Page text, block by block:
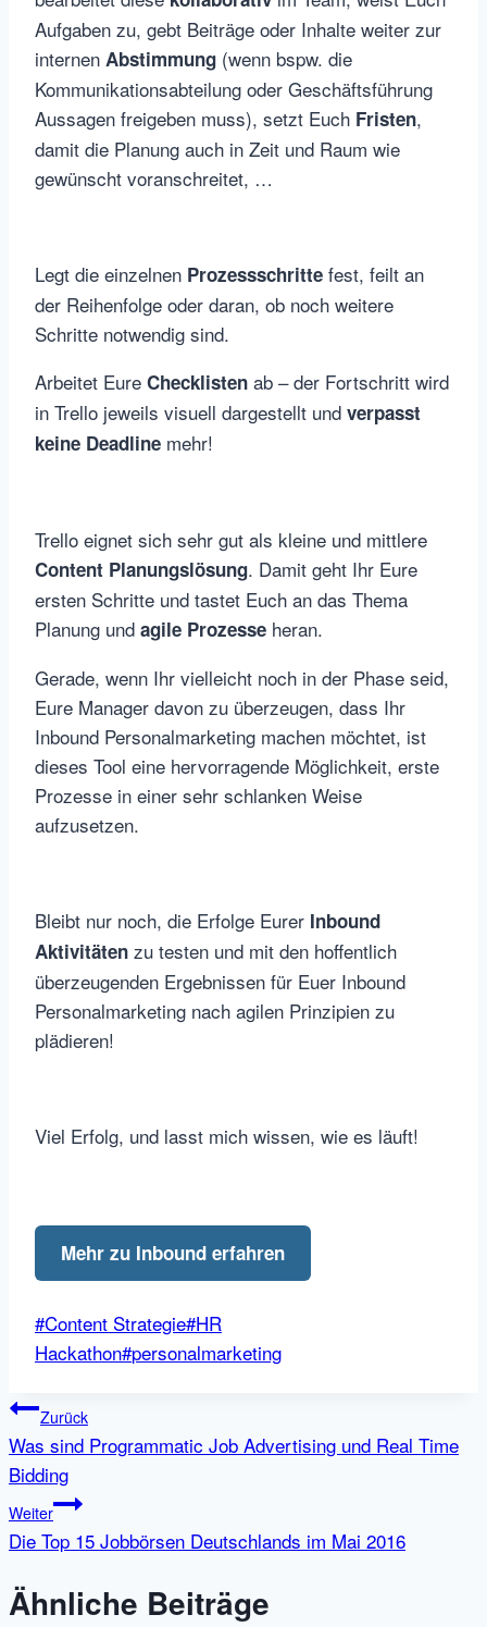
Aufgaben zu, gebt Beiträge oder Inhalte weiter zur
internen Abstimmung (wenn bspw. die
Kommunikationsabteilung oder Geschäftsführung
Aussagen freigeben muss), setzt Euch Fristen,
damit die Planung auch in Zeit und Raum wie
gewünscht voranschreitet, …
Legt die einzelnen Prozessschritte fest, feilt an
der Reihenfolge oder daran, ob noch weitere
Schritte notwendig sind.
Arbeitet Eure Checklisten ab – der Fortschritt wird
in Trello jeweils visuell dargestellt und verpasst
keine Deadline mehr!
Trello eignet sich sehr gut als kleine und mittlere
Content Planungslösung. Damit geht Ihr Eure
ersten Schritte und tastet Euch an das Thema
Planung und agile Prozesse heran.
Gerade, wenn Ihr vielleicht noch in der Phase seid,
Eure Manager davon zu überzeugen, dass Ihr
Inbound Personalmarketing machen möchtet, ist
dieses Tool eine hervorragende Möglichkeit, erste
Prozesse in einer sehr schlanken Weise
aufzusetzen.
Bleibt nur noch, die Erfolge Eurer Inbound
Aktivitäten zu testen und mit den hoffentlich
überzeugenden Ergebnissen für Euer Inbound
Personalmarketing nach agilen Prinzipien zu
plädieren!
Viel Erfolg, und lasst mich wissen, wie es läuft!
Mehr zu Inbound erfahren
Schlagworte:
#Content Strategie#HR
Hackathon#personalmarketing
Beitragsnavigation
Zurück
Was sind Programmatic Job Advertising und Real Time
Bidding
Weiter
Die Top 15 Jobbörsen Deutschlands im Mai 2016
Ähnliche Beiträge